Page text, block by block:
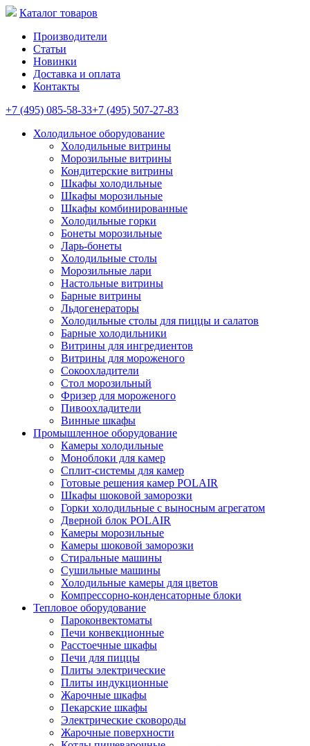
Каталог товаров
Производители
Статьи
Новинки
Доставка и оплата
Контакты
+7 (495) 085-58-33+7 (495) 507-27-83
Холодильное оборудование
Холодильные витрины
Морозильные витрины
Кондитерские витрины
Шкафы холодильные
Шкафы морозильные
Шкафы комбинированные
Холодильные горки
Бонеты морозильные
Ларь-бонеты
Холодильные столы
Морозильные лари
Настольные витрины
Барные витрины
Льдогенераторы
Холодильные столы для пиццы и салатов
Барные холодильники
Витрины для ингредиентов
Витрины для мороженого
Сокоохладители
Стол морозильный
Фризер для мороженого
Пивоохладители
Винные шкафы
Промышленное оборудование
Камеры холодильные
Моноблоки для камер
Сплит-системы для камер
Готовые решения камер POLAIR
Шкафы шоковой заморозки
Горки холодильные с выносным агрегатом
Дверной блок POLAIR
Камеры морозильные
Камеры шоковой заморозки
Стиральные машины
Сушильные машины
Холодильные камеры для цветов
Компрессорно-конденсаторные блоки
Тепловое оборудование
Пароконвектоматы
Печи конвекционные
Расстоечные шкафы
Печи для пиццы
Плиты электрические
Плиты индукционные
Жарочные шкафы
Пекарские шкафы
Электрические сковороды
Жарочные поверхности